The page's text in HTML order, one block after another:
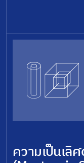
ความเป็นเลิ